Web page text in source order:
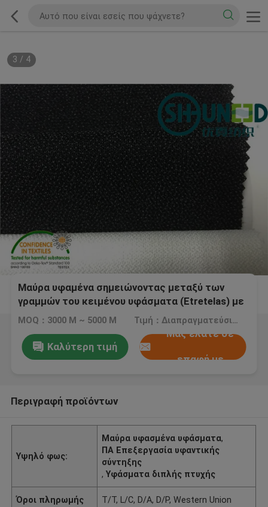
3 / 4
Μαύρα υφαμένα σημειώνοντας μεταξύ των
γραμμών του κειμένου υφάσματα (Etretelas) με
τη διπλή επένδυση σημείων PA
MOQ：3000 Μ ~ 5000 Μ Τιμή：Διαπραγματεύσιμος
Καλύτερη τιμή
Μας ελάτε σε
επαφή με
Περιγραφή προϊόντων
Υψηλό φως:
Μαύρα υφασμένα υφάσματα,
ΠΑ Επεξεργασία υφαντικής
σύντηξης
,Υφάσματα διπλής πτυχής
Όροι πληρωμής T/T, L/C, D/A, D/P, Western Union